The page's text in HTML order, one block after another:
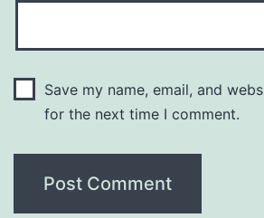
Save my name, email, and
for the next time I comment.